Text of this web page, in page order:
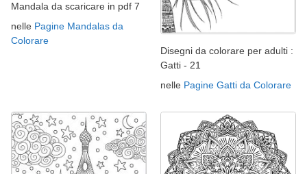
Mandala da scaricare in pdf 7
nelle Pagine Mandalas da
Colorare
Disegni da colorare per adulti :
Gatti - 21
nelle Pagine Gatti da Colorare